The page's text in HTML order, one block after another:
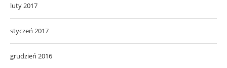
luty 2017
styczeń 2017
grudzień 2016